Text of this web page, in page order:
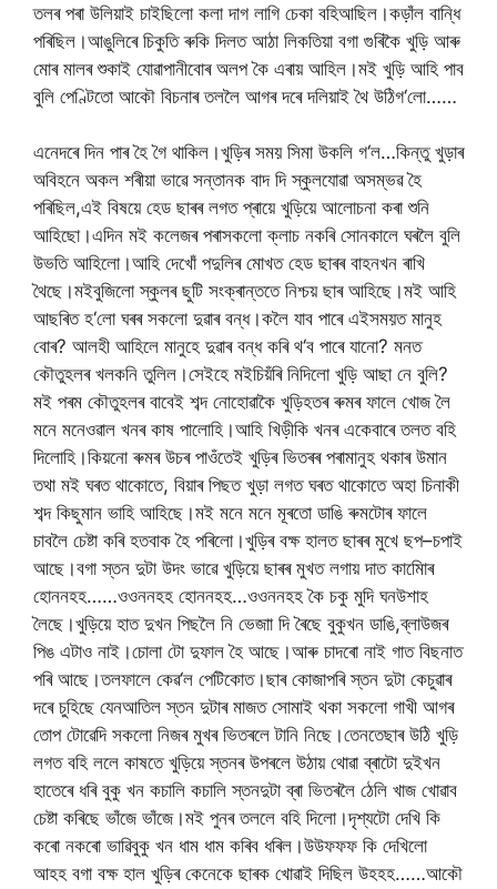
তলৰ পৰা উলিয়াই চাইছিলো কলা দাগ লাগি চেকা বহিআছিল।কড়াঁল বান্ধি
পৰিছিল।আঙুলিৰে চিকুতি ৰুকি দিলত আঠা লিকতিয়া বগা গুৰিকৈ খুড়ি আৰু
মোৰ মালৰ শুকাই যোৱাপানীবোৰ অলপ কৈ এৰায় আহিল।মই খুড়ি আহি পাব
বুলি পেণ্টিতো আকৌ বিচনাৰ তললৈ আগৰ দৰে দলিয়াই থৈ উঠিগ‘লো……
এনেদৰে দিন পাৰ হৈ গৈ থাকিল।খুড়িৰ সময় সিমা উকলি গ‘ল…কিন্তু খুড়াৰ
অবিহনে অকল শৰীয়া ভাৱে সন্তানক বাদ দি স্কুলযোৱা অসম্ভৱ হৈ
পৰিছিল,এই বিষয়ে হেড ছাৰৰ লগত প্ৰায়ে খুড়িয়ে আলোচনা কৰা শুনি
আহিছো।এদিন মই কলেজৰ পৰাসকলো ক্লাচ নকৰি সোনকালে ঘৰলৈ বুলি
উভতি আহিলো।আহি দেখোঁ পদুলিৰ মোখত হেড ছাৰৰ বাহনখন ৰাখি
থৈছে।মইবুজিলো স্কুলৰ ছুটি সংক্ৰান্ততে নিশ্চয় ছাৰ আহিছে।মই আহি
আছৰিত হ‘লো ঘৰৰ সকলো দুৱাৰ বন্ধ।কলৈ যাব পাৰে এইসময়ত মানুহ
বোৰ? আলহী আহিলে মানুহে দুৱাৰ বন্ধ কৰি থ‘ব পাৰে যানো? মনত
কৌতুহলৰ খলকনি তুলিল।সেইহে মইচিয়ঁৰি নিদিলো খুড়ি আছা নে বুলি?
মই পৰম কৌতুহলৰ বাবেই শব্দ নোহোৱাকৈ খুড়িহতৰ ৰুমৰ ফালে খোজ লৈ
মনে মনেওৱাল খনৰ কাষ পালোহি।আহি খিড়ীকি খনৰ একেবাৰে তলত বহি
দিলোহি।কিয়নো ৰুমৰ উচৰ পাওঁতেই খুড়িৰ ভিতৰৰ পৰামানুহ থকাৰ উমান
তথা মই ঘৰত থাকোতে, বিয়াৰ পিছত খুড়া লগত ঘৰত থাকোতে অহা চিনাকী
শব্দ কিছুমান ভাহি আহিছে।মই মনে মনে মূৰতো ডাঙি ৰুমটোৰ ফালে
চাবলৈ চেষ্টা কৰি হতবাক হৈ পৰিলো।খুড়িৰ বক্ষ হালত ছাৰৰ মুখে ছপ–চপাই
আছে।বগা স্তন দুটা উদং ভাৱে খুড়িয়ে ছাৰৰ মুখত লগায় দাত কামোিৰ
হোননহহ……ওওননহহ হোননহহ…ওওননহহ কৈ চকু মুদি ঘনউশাহ
লৈছে।খুড়িয়ে হাত দুখন পিছলৈ নি ভেজাা দি ৰৈছে বুকুখন ডাঙি,ব্লাউজৰ
পিঙ এটাও নাই।চোলা টো দুফাল হৈ আছে।আৰু চাদৰো নাই গাত বিছনাত
পৰি আছে।তলফালে কেৱ‘ল পেটিকোত।ছাৰ কোজাপৰি স্তন দুটা কেচুৱাৰ
দৰে চুহিছে যেনআতিল স্তন দুটাৰ মাজত সোমাই থকা সকলো গাখী আগৰ
তোপ টোৱেদি সকলো নিজৰ মুখৰ ভিতৰলে টানি নিছে।তেনতেছাৰ উঠি খুড়ি
লগত বহি ললে কাষতে খুড়িয়ে স্তনৰ উপৰলে উঠায় থোৱা ব্ৰাটো দুইখন
হাতেৰে ধৰি বুকু খন কচালি কচালি স্তনদুটা ব্ৰা ভিতৰলৈ ঠেলি খাজ খোৱাব
চেষ্টা কৰিছে ভাঁজে ভাঁজে।মই পুনৰ তললে বহি দিলো।দৃশ্যটো দেখি কি
কৰো নকৰো ভাৱিবুকু খন ধাম ধাম কৰিব ধৰিল।উউফফফ কি দেখিলো
আহহ বগা বক্ষ হাল খুড়িৰ কেনেকে ছাৰক খোৱাই দিছিল উহহহ……আকৌ